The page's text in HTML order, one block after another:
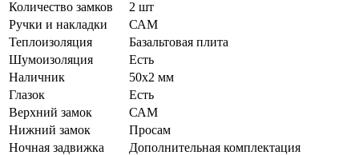
Количество замков
2 шт
Ручки и накладки
САМ
Теплоизоляция
Базальтовая плита
Шумоизоляция
Есть
Наличник
50х2 мм
Глазок
Есть
Верхний замок
САМ
Нижний замок
Просам
Ночная задвижка
Дополнительная комплектация